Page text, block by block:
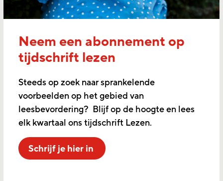
Neem een abonnement op
tijdschrift lezen
Steeds op zoek naar sprankelende
voorbeelden op het gebied van
leesbevordering? Blijf op de hoogte en lees
elk kwartaal ons tijdschrift Lezen.
Schrijf je hier in